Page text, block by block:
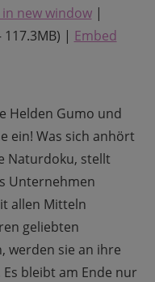
in new window|
| Embed
Helden Gumo und
ein! Was sich anhört
Naturdoku, stellt
Unternehmen
allen Mitteln
geliebten
werden sie an ihre
bleibt am Ende nur